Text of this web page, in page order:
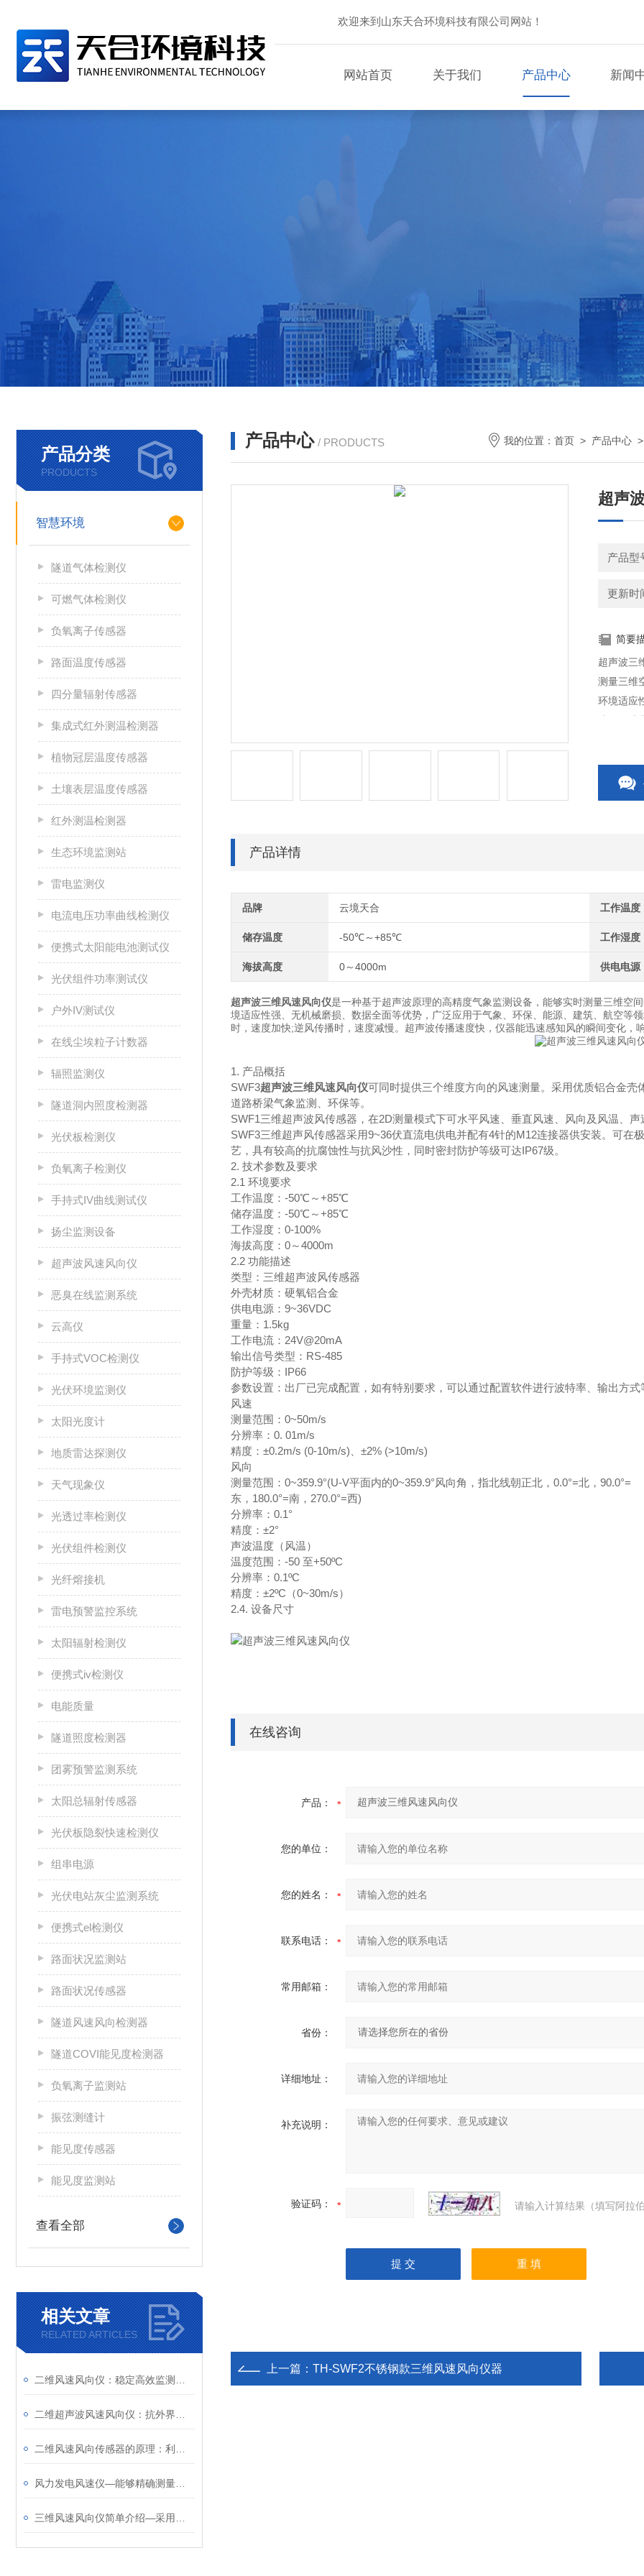
欢迎来到山东天合环境科技有限公司网站！
网站首页 关于我们 产品中心 新闻
产品分类
PRODUCTS
智慧环境
隧道气体检测仪
可燃气体检测仪
负氧离子传感器
路面温度传感器
四分量辐射传感器
集成式红外测温检测器
植物冠层温度传感器
土壤表层温度传感器
红外测温检测器
生态环境监测站
雷电监测仪
电流电压功率曲线检测仪
便携式太阳能电池测试仪
光伏组件功率测试仪
户外IV测试仪
在线尘埃粒子计数器
辐照监测仪
隧道洞内照度检测器
光伏板检测仪
负氧离子检测仪
手持式IV曲线测试仪
扬尘监测设备
超声波风速风向仪
恶臭在线监测系统
云高仪
手持式VOC检测仪
光伏环境监测仪
太阳光度计
地质雷达探测仪
天气现象仪
光透过率检测仪
光伏组件检测仪
光纤熔接机
雷电预警监控系统
太阳辐射检测仪
便携式iv检测仪
电能质量
隧道照度检测器
团雾预警监测系统
太阳总辐射传感器
光伏板隐裂快速检测仪
组串电源
光伏电站灰尘监测系统
便携式el检测仪
路面状况监测站
路面状况传感器
隧道风速风向检测器
隧道COVI能见度检测器
负氧离子监测站
振弦测缝计
能见度传感器
能见度监测站
查看全部
相关文章
RELATED ARTICLES
产品中心 / PRODUCTS 我的位置： 首页 > 产品中心 >
超声
产品型
更新时
简要
超声波三
测量三维
环境适应
建筑、
播时，
产品详情
品牌 云境天合 工作温度
储存温度 -50℃～+85℃ 工作湿度
海拔高度 0～4000m 供电电源
超声波三维风速风向仪是一种基于超声波原理的高精度气象监测设备，能够实时测量三维空
境适应性强、无机械磨损、数据全面等优势，广泛应用于气象、环保、能源、建筑、航空等
时，速度加快;逆风传播时，速度减慢。超声波传播速度快，仪器能迅速感知风的瞬间变化，
1. 产品概括
SWF3超声波三维风速风向仪可同时提供三个维度方向的风速测量。采用优质铝合金壳
道路桥梁气象监测、环保等。
SWF1三维超声波风传感器，在2D测量模式下可水平风速、垂直风速、风向及风温、
SWF3三维超声风传感器采用9~36伏直流电供电并配有4针的M12连接器供安装。可在
艺，具有较高的抗腐蚀性与抗风沙性，同时密封防护等级可达IP67级。
2. 技术参数及要求
2.1 环境要求
工作温度：-50℃～+85℃
储存温度：-50℃～+85℃
工作湿度：0-100%
海拔高度：0～4000m
2.2 功能描述
类型：三维超声波风传感器
外壳材质：硬氧铝合金
供电电源：9~36VDC
重量：1.5kg
工作电流：24V@20mA
输出信号类型：RS-485
防护等级：IP66
参数设置：出厂已完成配置，如有特别要求，可以通过配置软件进行波特率、输出方式
风速
测量范围：0~50m/s
分辨率：0. 01m/s
精度：±0.2m/s (0-10m/s)、±2% (>10m/s)
风向
测量范围：0~359.9°(U-V平面内的0~359.9°风向角，指北线朝正北，0.0°=北，90.0°=
东，180.0°=南，270.0°=西)
分辨率：0.1°
精度：±2°
声波温度（风温）
温度范围：-50 至+50ºC
分辨率：0.1ºC
精度：±2ºC（0~30m/s）
2.4. 设备尺寸
在线咨询
产品：
您的单位：
您的姓名：
联系电话：
常用邮箱：
省份：
详细地址：
补充说明：
验证码： 请输入计算结果（填写阿拉
上一篇： TH-SWF2不锈钢款三维风速风向仪器